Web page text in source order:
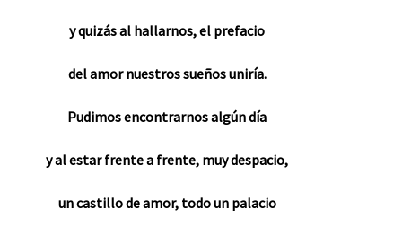
y quizás al hallarnos, el prefacio
del amor nuestros sueños uniría.
Pudimos encontrarnos algún día
y al estar frente a frente, muy despacio,
un castillo de amor, todo un palacio